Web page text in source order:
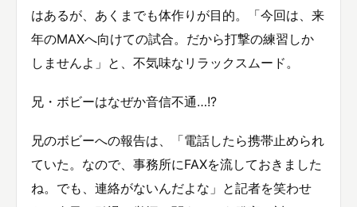
はあるが、あくまでも体作りが目的。「今回は、来
年のMAXへ向けての試合。だから打撃の練習しか
しませんよ」と、不気味なリラックスムード。
兄・ボビーはなぜか音信不通…!?
兄のボビーへの報告は、「電話したら携帯止められ
ていた。なので、事務所にFAXを流しておきました
ね。でも、連絡がないんだよな」と記者を笑わせ